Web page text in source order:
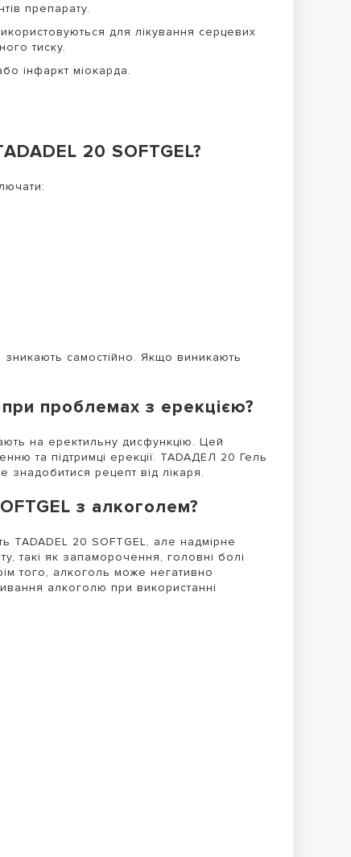
препарату.
для лікування серцевих
тиску.
інфаркт міокарда.
20 SOFTGEL?
самостійно. Якщо виникають
проблемах з ерекцією?
на еректильну дисфункцію. Цей
та підтримці ерекції. TADAДЕЛ 20 Гель
знадобитися рецепт від лікаря.
з алкоголем?
20 SOFTGEL, але надмірне
такі як запаморочення, головні болі
того, алкоголь може негативно
алкоголю при використанні